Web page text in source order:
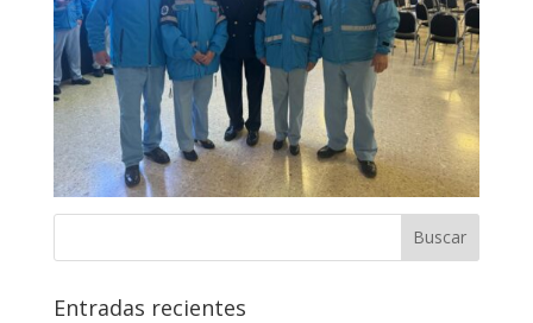
Entradas recientes